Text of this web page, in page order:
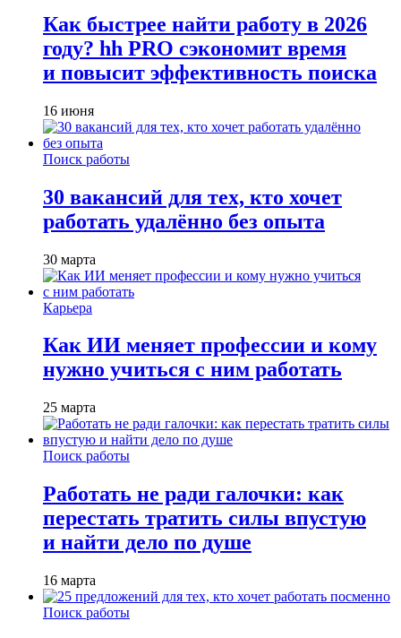
Как быстрее найти работу в 2026
году? hh PRO сэкономит время
и повысит эффективность поиска
16 июня
Поиск работы
30 вакансий для тех, кто хочет
работать удалённо без опыта
30 марта
Карьера
Как ИИ меняет профессии и кому
нужно учиться с ним работать
25 марта
Поиск работы
Работать не ради галочки: как
перестать тратить силы впустую
и найти дело по душе
16 марта
Поиск работы